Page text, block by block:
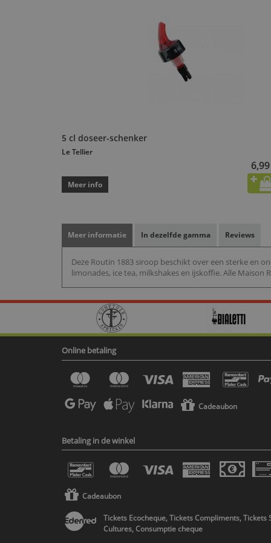
5 cl doseer-schenker
Le Tellier
Meer info
Meer informatie In dezelfde gamma Reviews
Deze Routin 1883 siroop beschikt over een sterke en
limonades, ice tea, milkshakes en ijskoffie. Alle
Online betaling
Cadeaubon
Betaling in de winkel
Cadeaubon
Tickets Ecocheque, Tickets Compliments, Tickets
Cultures, Consumptie cheque